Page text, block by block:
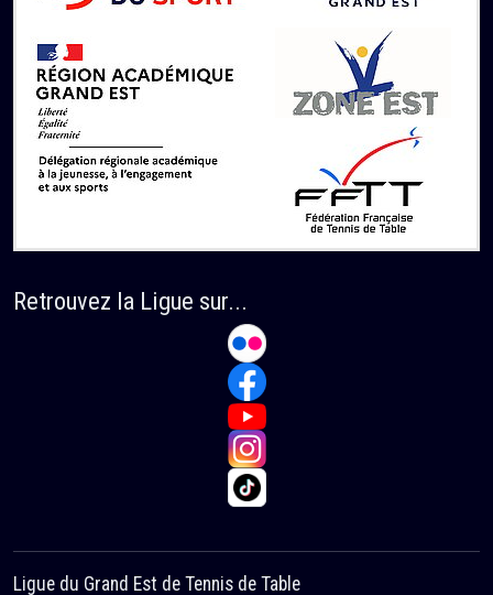
Retrouvez la Ligue sur...
Ligue du Grand Est de Tennis de Table